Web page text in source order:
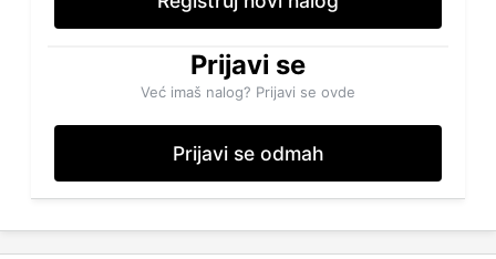
Prijavi se
Već imaš nalog? Prijavi se ovde
Prijavi se odmah